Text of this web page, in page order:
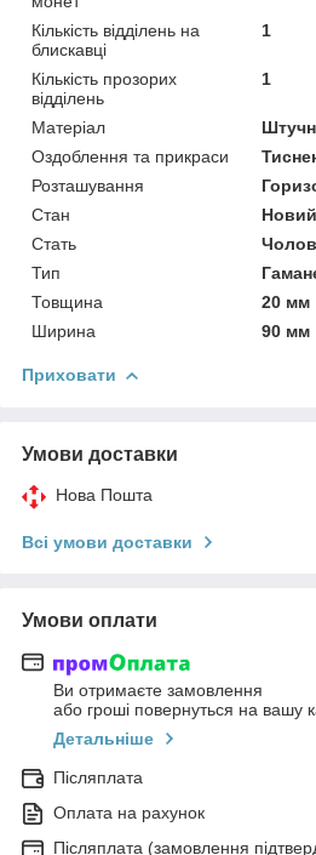
Кількість відділень на
блискавці
1
Кількість прозорих
відділень
1
Матеріал
Оздоблення та прикраси
Розташування
Стан
Новий
Стать
Тип
Товщина
20 мм
Ширина
90 мм
Приховати
Умови доставки
Нова Пошта
Всі умови доставки
Умови оплати
Ви отримаєте замовлення
або гроші повернуться на вашу
Детальніше
Післяплата
Оплата на рахунок
Післяплата (замовлення